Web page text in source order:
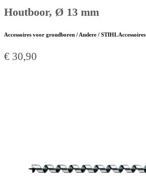
Houtboor, Ø 13 mm
Accessoires voor grondboren / Andere / STIHL Accessoires
€ 30,90